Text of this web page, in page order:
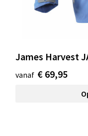
James Harvest
vanaf € 69,95